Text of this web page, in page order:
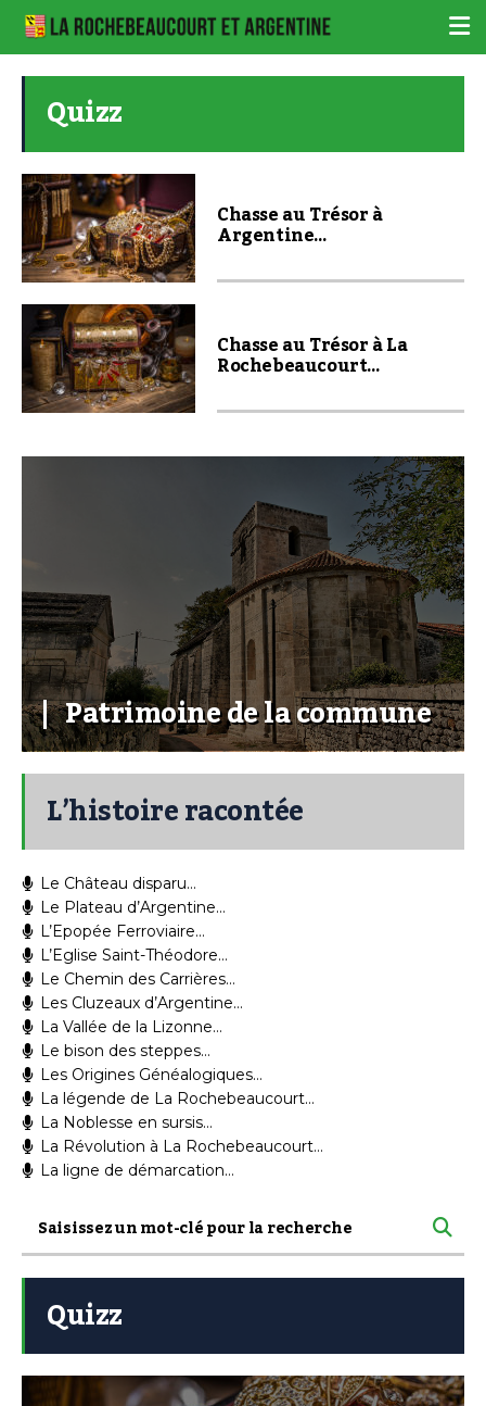
Quizz
Chasse au Trésor à
Argentine…
Chasse au Trésor à La
Rochebeaucourt…
Patrimoine de la commune
L’histoire racontée
Le Château disparu…
Le Plateau d’Argentine…
L’Epopée Ferroviaire…
L’Eglise Saint-Théodore…
Le Chemin des Carrières…
Les Cluzeaux d’Argentine…
La Vallée de la Lizonne…
Le bison des steppes…
Les Origines Généalogiques…
La légende de La Rochebeaucourt…
La Noblesse en sursis…
La Révolution à La Rochebeaucourt…
La ligne de démarcation…
Quizz